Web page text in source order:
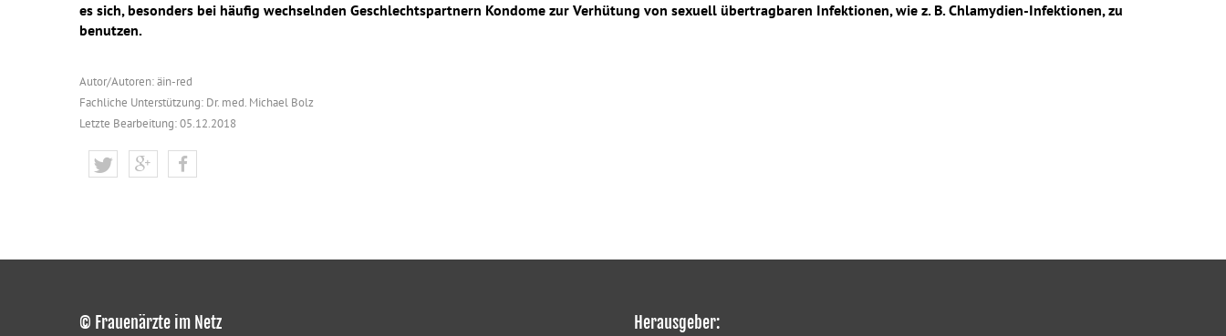
es sich, besonders bei häufig wechselnden Geschlechtspartnern Kondome zur Verhütung von sexuell übertragbaren Infektionen, wie z. B. Chlamydien-Infektionen, zu
benutzen.
Autor/Autoren: äin-red
Fachliche Unterstützung: Dr. med. Michael Bolz
Letzte Bearbeitung: 05.12.2018
© Frauenärzte im Netz Herausgeber: